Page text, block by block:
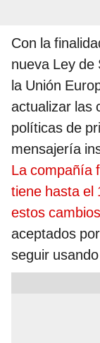
Con la
nueva Ley de
la Unión
actualizar las
políticas de
mensajería
La compañía
tiene hasta el
estos cambios
aceptados
seguir